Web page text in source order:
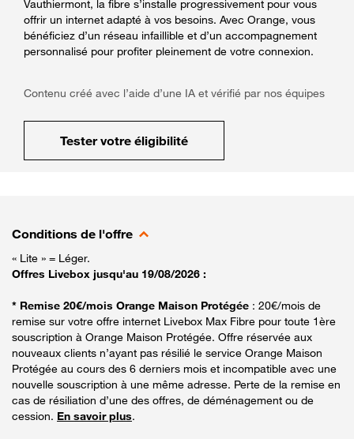
Vauthiermont, la fibre s’installe progressivement pour vous
offrir un internet adapté à vos besoins. Avec Orange, vous
bénéficiez d’un réseau infaillible et d’un accompagnement
personnalisé pour profiter pleinement de votre connexion.
Contenu créé avec l’aide d’une IA et vérifié par nos équipes
Tester votre éligibilité
Conditions de l'offre
« Lite » = Léger.
Offres Livebox jusqu'au 19/08/2026 :
* Remise 20€/mois Orange Maison Protégée : 20€/mois de
remise sur votre offre internet Livebox Max Fibre pour toute 1ère
souscription à Orange Maison Protégée. Offre réservée aux
nouveaux clients n’ayant pas résilié le service Orange Maison
Protégée au cours des 6 derniers mois et incompatible avec une
nouvelle souscription à une même adresse. Perte de la remise en
cas de résiliation d’une des offres, de déménagement ou de
cession. En savoir plus.